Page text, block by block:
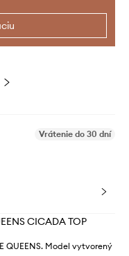
Vrátenie do 30 dní
CICADA TOP
QUEENS. Model vytvorený